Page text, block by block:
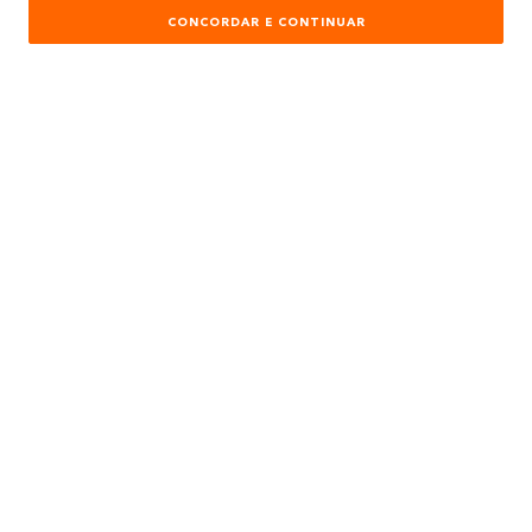
CONCORDAR E CONTINUAR